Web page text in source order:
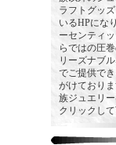
ラフトグッ
いるHPにな
ーセンティ
らではの圧
リーズナブ
でご提供で
がけており
族ジュエリ
クリックして